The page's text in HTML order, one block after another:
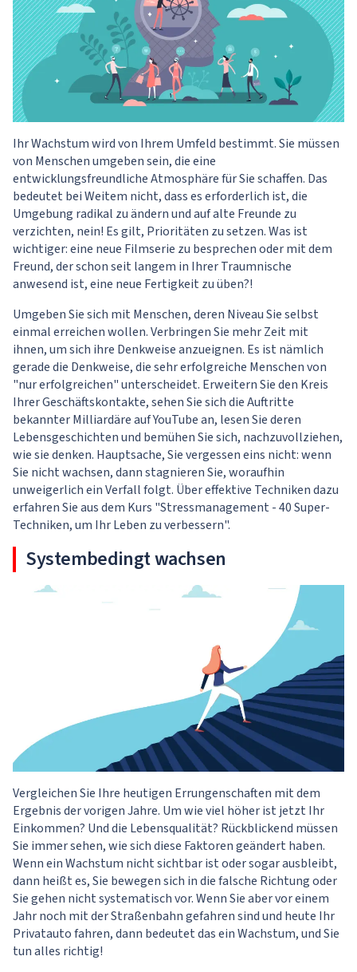
Ihr Wachstum wird von Ihrem Umfeld bestimmt. Sie müssen
von Menschen umgeben sein, die eine
entwicklungsfreundliche Atmosphäre für Sie schaffen. Das
bedeutet bei Weitem nicht, dass es erforderlich ist, die
Umgebung radikal zu ändern und auf alte Freunde zu
verzichten, nein! Es gilt, Prioritäten zu setzen. Was ist
wichtiger: eine neue Filmserie zu besprechen oder mit dem
Freund, der schon seit langem in Ihrer Traumnische
anwesend ist, eine neue Fertigkeit zu üben?!
Umgeben Sie sich mit Menschen, deren Niveau Sie selbst
einmal erreichen wollen. Verbringen Sie mehr Zeit mit
ihnen, um sich ihre Denkweise anzueignen. Es ist nämlich
gerade die Denkweise, die sehr erfolgreiche Menschen von
"nur erfolgreichen" unterscheidet. Erweitern Sie den Kreis
Ihrer Geschäftskontakte, sehen Sie sich die Auftritte
bekannter Milliardäre auf YouTube an, lesen Sie deren
Lebensgeschichten und bemühen Sie sich, nachzuvollziehen,
wie sie denken. Hauptsache, Sie vergessen eins nicht: wenn
Sie nicht wachsen, dann stagnieren Sie, woraufhin
unweigerlich ein Verfall folgt. Über effektive Techniken dazu
erfahren Sie aus dem Kurs "Stressmanagement - 40 Super-
Techniken, um Ihr Leben zu verbessern".
Systembedingt wachsen
Vergleichen Sie Ihre heutigen Errungenschaften mit dem
Ergebnis der vorigen Jahre. Um wie viel höher ist jetzt Ihr
Einkommen? Und die Lebensqualität? Rückblickend müssen
Sie immer sehen, wie sich diese Faktoren geändert haben.
Wenn ein Wachstum nicht sichtbar ist oder sogar ausbleibt,
dann heißt es, Sie bewegen sich in die falsche Richtung oder
Sie gehen nicht systematisch vor. Wenn Sie aber vor einem
Jahr noch mit der Straßenbahn gefahren sind und heute Ihr
Privatauto fahren, dann bedeutet das ein Wachstum, und Sie
tun alles richtig!